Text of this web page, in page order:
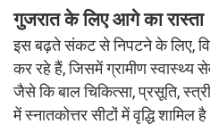
गुजरात के लिए आगे का रास्ता
इस बढ़ते संकट से निपटने के लिए,
कर रहे हैं, जिसमें ग्रामीण स्वास्थ्य
जैसे कि बाल चिकित्सा, प्रसूति,
में स्नातकोत्तर सीटों में वृद्धि शामिल